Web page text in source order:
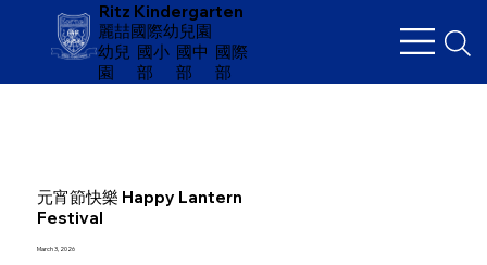
Ritz Kindergarten
麗喆國際幼兒園
幼兒
園
​國小
部
國中
部
國際
部
元宵節快樂 Happy Lantern
Festival
March 3, 2026